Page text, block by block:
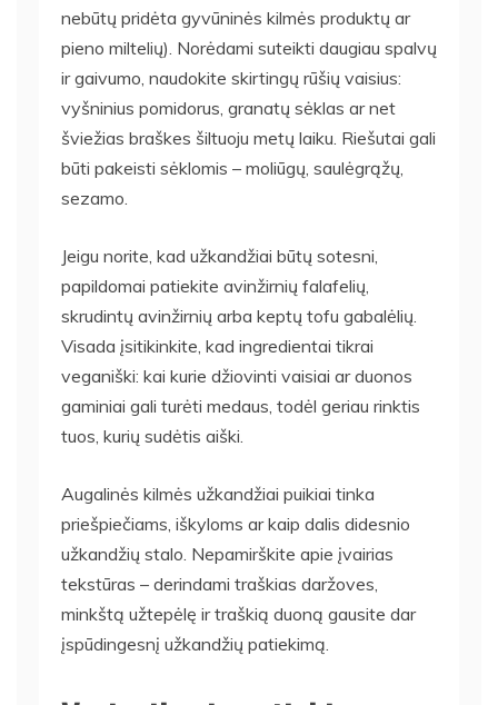
nebūtų pridėta gyvūninės kilmės produktų ar
pieno miltelių). Norėdami suteikti daugiau spalvų
ir gaivumo, naudokite skirtingų rūšių vaisius:
vyšninius pomidorus, granatų sėklas ar net
šviežias braškes šiltuoju metų laiku. Riešutai gali
būti pakeisti sėklomis – moliūgų, saulėgrąžų,
sezamo.
Jeigu norite, kad užkandžiai būtų sotesni,
papildomai patiekite avinžirnių falafelių,
skrudintų avinžirnių arba keptų tofu gabalėlių.
Visada įsitikinkite, kad ingredientai tikrai
veganiški: kai kurie džiovinti vaisiai ar duonos
gaminiai gali turėti medaus, todėl geriau rinktis
tuos, kurių sudėtis aiški.
Augalinės kilmės užkandžiai puikiai tinka
priešpiečiams, iškyloms ar kaip dalis didesnio
užkandžių stalo. Nepamirškite apie įvairias
tekstūras – derindami traškias daržoves,
minkštą užtepėlę ir traškią duoną gausite dar
įspūdingesnį užkandžių patiekimą.